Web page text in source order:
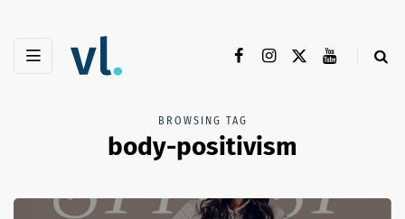
BROWSING TAG
body-positivism